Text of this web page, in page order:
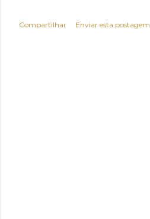
Compartilhar Enviar esta postagem